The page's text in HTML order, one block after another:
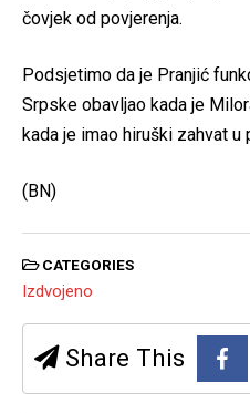
čovjek od povjerenja.
Podsjetimo da je Pranjić
Srpske obavljao kada je
kada je imao hiruški zahvat u
(BN)
CATEGORIES
Izdvojeno
Share This